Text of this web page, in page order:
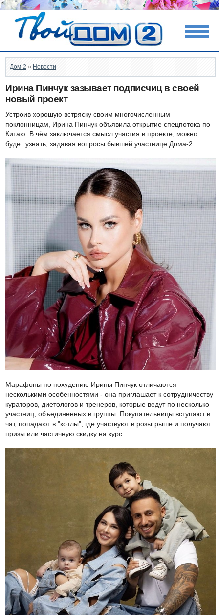
Дом-2 » Новости
Ирина Пинчук зазывает подписчиц в своей
новый проект
Устроив хорошую встряску своим многочисленным
поклонницам, Ирина Пинчук объявила открытие спецпотока по
Китаю. В чём заключается смысл участия в проекте, можно
будет узнать, задавая вопросы бывшей участнице Дома-2.
Марафоны по похудению Ирины Пинчук отличаются
несколькими особенностями - она приглашает к сотрудничеству
кураторов, диетологов и тренеров, которые ведут по несколько
участниц, объединенных в группы. Покупательницы вступают в
чат, попадают в "котлы", где участвуют в розыгрыше и получают
призы или частичную скидку на курс.